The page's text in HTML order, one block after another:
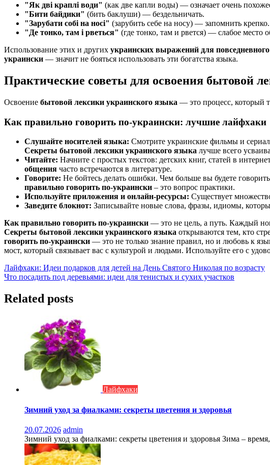
"Як дві краплі води" (как две капли воды) — означает очень
"Бити байдики" (бить баклуши) — бездельничать.
"Зарубати собі на носі" (зарубить себе на носу) — запомнить крепко.
"Де тонко, там і рветься" (где тонко, там и рвется) — слабое место
Использование этих и других украинских выражений для
украински — значит не бояться использовать эти богатства языка.
Практические советы для освоения бытовой
Освоение бытовой лексики украинского языка — это процесс, который
Как правильно говорить по-украински: лучшие лайфхаки
Слушайте носителей языка: Смотрите украинские фильмы и
Секреты бытовой лексики украинского языка лучше всего
Читайте: Начните с простых текстов: детских книг, статей в
общения часто встречаются в литературе.
Говорите: Не бойтесь делать ошибки. Чем больше вы будете
правильно говорить по-украински – это вопрос практики.
Используйте приложения и онлайн-ресурсы: Существует
Заведите блокнот: Записывайте новые слова, фразы, идиомы,
Как правильно говорить по-украински — это не цель, а путь. Каждый
Секреты бытовой лексики украинского языка открываются тем, кто
говорить по-украински — это не только знание правил, но и любовь к
мост, который связывает вас с культурой и людьми. Используйте его с
Навигация
по
записям
Лайфхаки: Идеи подарков для детей на День Святого Николая по возрасту
Что посадить под деревьями: идеи для тенистых и сухих участков
Related posts
Лайфхаки
Зимний уход за фиалками: секреты цветения и здоровья
20.07.2026 admin
Зимний уход за фиалками: секреты цветения и здоровья Зима –